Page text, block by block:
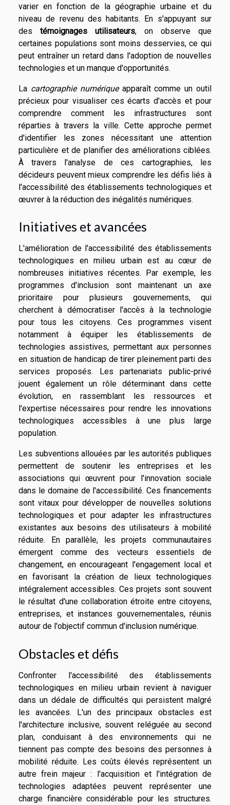
varier en fonction de la géographie urbaine et du
niveau de revenu des habitants. En s'appuyant sur
des témoignages utilisateurs, on observe que
certaines populations sont moins desservies, ce qui
peut entraîner un retard dans l'adoption de nouvelles
technologies et un manque d'opportunités.
La cartographie numériqueapparaît comme un outil
précieux pour visualiser ces écarts d'accès et pour
comprendre comment les infrastructures sont
réparties à travers la ville. Cette approche permet
d'identifier les zones nécessitant une attention
particulière et de planifier des améliorations ciblées.
À travers l'analyse de ces cartographies, les
décideurs peuvent mieux comprendre les défis liés à
l'accessibilité des établissements technologiques et
œuvrer à la réduction des inégalités numériques.
Initiatives et avancées
L'amélioration de l'accessibilité des établissements
technologiques en milieu urbain est au cœur de
nombreuses initiatives récentes. Par exemple, les
programmes d'inclusion sont maintenant un axe
prioritaire pour plusieurs gouvernements, qui
cherchent à démocratiser l'accès à la technologie
pour tous les citoyens. Ces programmes visent
notamment à équiper les établissements de
technologies assistives, permettant aux personnes
en situation de handicap de tirer pleinement parti des
services proposés. Les partenariats public-privé
jouent également un rôle déterminant dans cette
évolution, en rassemblant les ressources et
l'expertise nécessaires pour rendre les innovations
technologiques accessibles à une plus large
population.
Les subventions allouées par les autorités publiques
permettent de soutenir les entreprises et les
associations qui œuvrent pour l'innovation sociale
dans le domaine de l'accessibilité. Ces financements
sont vitaux pour développer de nouvelles solutions
technologiques et pour adapter les infrastructures
existantes aux besoins des utilisateurs à mobilité
réduite. En parallèle, les projets communautaires
émergent comme des vecteurs essentiels de
changement, en encourageant l'engagement local et
en favorisant la création de lieux technologiques
intégralement accessibles. Ces projets sont souvent
le résultat d'une collaboration étroite entre citoyens,
entreprises, et instances gouvernementales, réunis
autour de l'objectif commun d'inclusion numérique.
Obstacles et défis
Confronter l'accessibilité des établissements
technologiques en milieu urbain revient à naviguer
dans un dédale de difficultés qui persistent malgré
les avancées. L'un des principaux obstacles est
l'architecture inclusive, souvent reléguée au second
plan, conduisant à des environnements qui ne
tiennent pas compte des besoins des personnes à
mobilité réduite. Les coûts élevés représentent un
autre frein majeur : l'acquisition et l'intégration de
technologies adaptées peuvent représenter une
charge financière considérable pour les structures.